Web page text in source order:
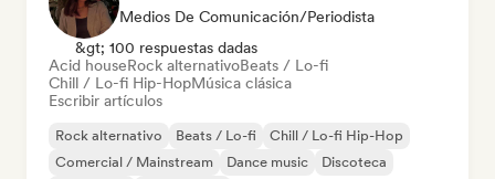
Medios De Comunicación/Periodista
&gt; 100 respuestas dadas
Acid houseRock alternativoBeats / Lo-fi
Chill / Lo-fi Hip-HopMúsica clásica
Escribir artículos
Rock alternativo Beats / Lo-fi
Chill / Lo-fi Hip-Hop
Comercial / Mainstream
Dance music
Discoteca